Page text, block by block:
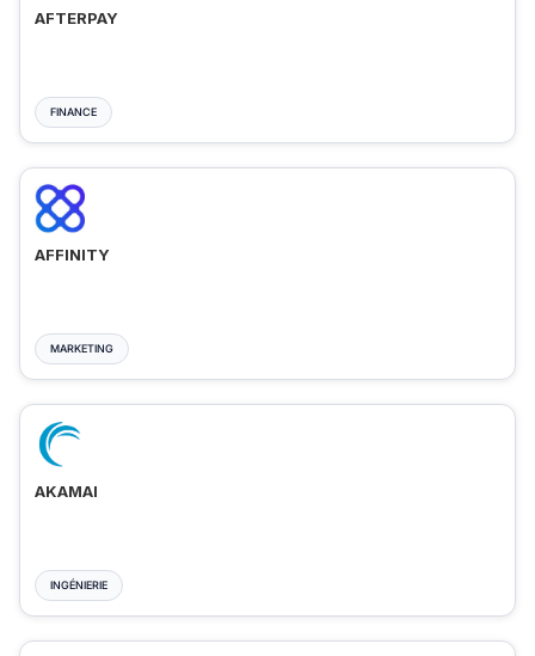
AFTERPAY
FINANCE
AFFINITY
MARKETING
AKAMAI
INGÉNIERIE